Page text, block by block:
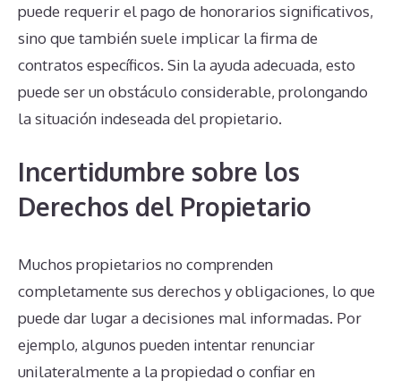
puede requerir el pago de honorarios significativos,
sino que también suele implicar la firma de
contratos específicos. Sin la ayuda adecuada, esto
puede ser un obstáculo considerable, prolongando
la situación indeseada del propietario.
Incertidumbre sobre los
Derechos del Propietario
Muchos propietarios no comprenden
completamente sus derechos y obligaciones, lo que
puede dar lugar a decisiones mal informadas. Por
ejemplo, algunos pueden intentar renunciar
unilateralmente a la propiedad o confiar en